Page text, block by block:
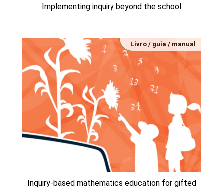
Implementing inquiry beyond the school
Inquiry-based mathematics education for gifted
Livro / guia / manual